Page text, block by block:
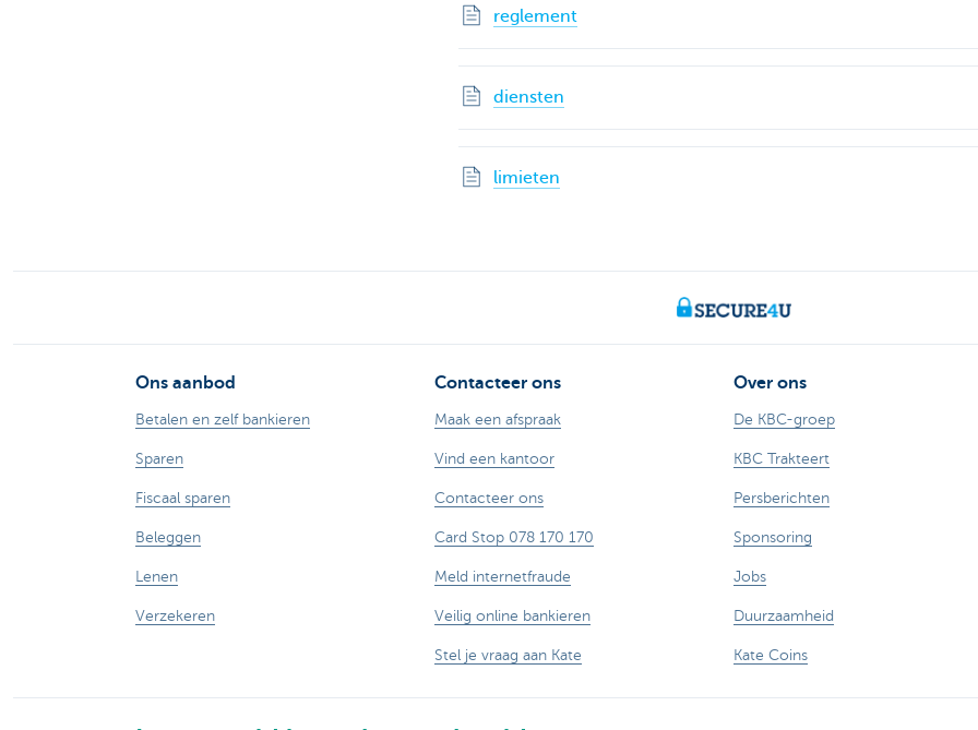
reglement
diensten
limieten
Ons aanbod
Betalen en zelf bankieren
Sparen
Fiscaal sparen
Beleggen
Lenen
Verzekeren
Contacteer ons
Maak een afspraak
Vind een kantoor
Contacteer ons
Card Stop 078 170 170
Meld internetfraude
Veilig online bankieren
Stel je vraag aan Kate
Over ons
De KBC-groep
KBC Trakteert
Persberichten
Sponsoring
Jobs
Duurzaamheid
Kate Coins